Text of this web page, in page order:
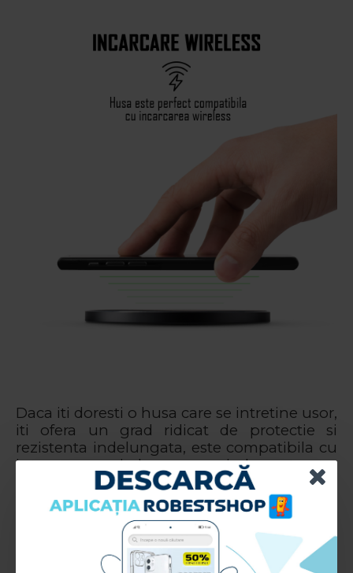
Daca iti doresti o husa care se intretine usor,
iti ofera un grad ridicat de protectie si
rezistenta indelungata, este compatibila cu
incarcarea wireless, atunci husa spate
Silicone Line este accesoriul perfect pentru